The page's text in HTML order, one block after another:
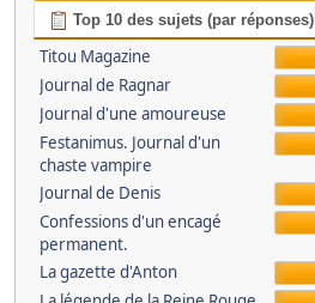
Top 10 des sujets (par réponses)
Titou Magazine
Journal de Ragnar
Journal d'une amoureuse
Festanimus. Journal d'un
chaste vampire
Journal de Denis
Confessions d'un encagé
permanent.
La gazette d'Anton